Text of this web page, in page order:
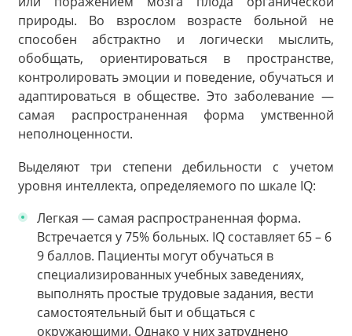
природы. Во взрослом возрасте больной не
способен абстрактно и логически мыслить,
обобщать, ориентироваться в пространстве,
контролировать эмоции и поведение, обучаться и
адаптироваться в обществе. Это заболевание —
самая распространенная форма умственной
неполноценности.
Выделяют три степени дебильности с учетом
уровня интеллекта, определяемого по шкале IQ:
Легкая — самая распространенная форма.
Встречается у 75% больных. IQ составляет 65 – 6
9 баллов. Пациенты могут обучаться в
специализированных учебных заведениях,
выполнять простые трудовые задания, вести
самостоятельный быт и общаться с
окружающими. Однако у них затруднено